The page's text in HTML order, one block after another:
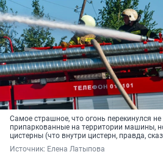
Самое страшное, что огонь перекинулся не
припаркованные на территории машины,
цистерны (что внутри цистерн, правда,
Источник: Елена Латыпова